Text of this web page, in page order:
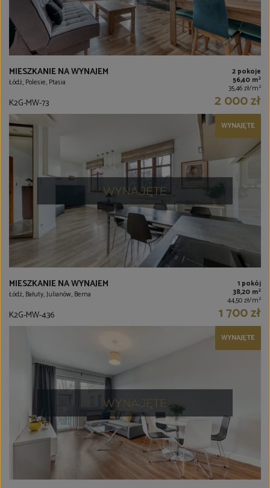
MIESZKANIE NA WYNAJEM
Łódź, Polesie, Ptasia
2 pokoje
56,40 m2
35,46 zł/m2
K2G-MW-73 2 000 zł
WYNAJĘTE
MIESZKANIE NA WYNAJEM
Łódź, Bałuty, Julianów, Bema
1 pokój
38,20 m2
44,50 zł/m2
K2G-MW-436 1 700 zł
WYNAJĘTE